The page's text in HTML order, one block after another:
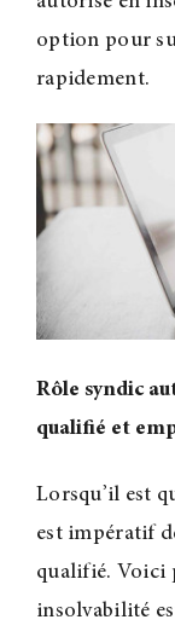
option pour
rapidement.
Rôle syndic
qualifié et
Lorsqu’il est
est impératif
qualifié. Voici
insolvabilité